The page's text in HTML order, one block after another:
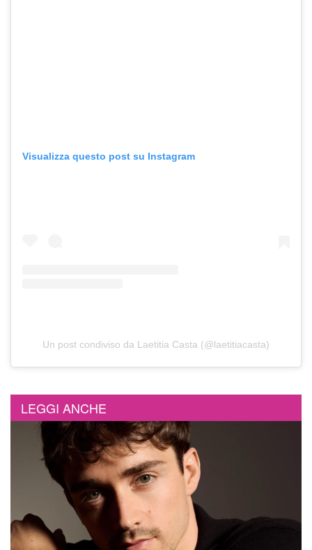
Visualizza questo post su Instagram
Un post condiviso da Laetitia Casta (@laetitiacasta)
LEGGI ANCHE